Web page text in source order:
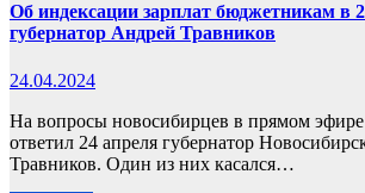
Об индексации зарплат бюджетникам в
губернатор Андрей Травников
24.04.2024
На вопросы новосибирцев в прямом
ответил 24 апреля губернатор
Травников. Один из них касался…